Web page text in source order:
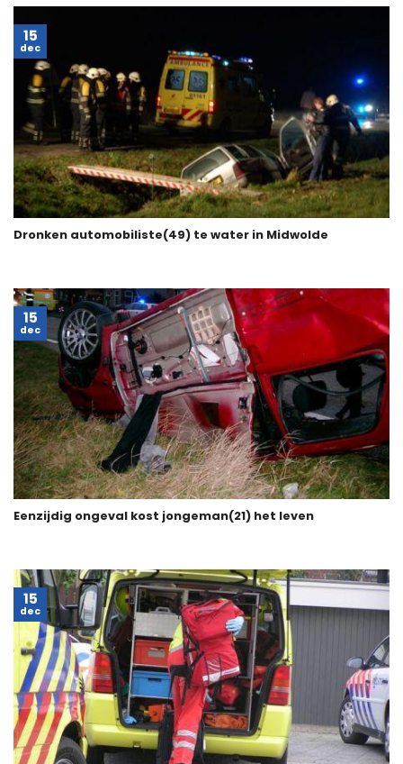
Dronken automobiliste(49) te water in Midwolde
15
dec
Eenzijdig ongeval kost jongeman(21) het leven
15
dec
15
dec